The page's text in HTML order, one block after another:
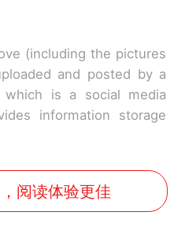
(including the pictures
and posted by a
is a social media
information storage
阅读体验更佳